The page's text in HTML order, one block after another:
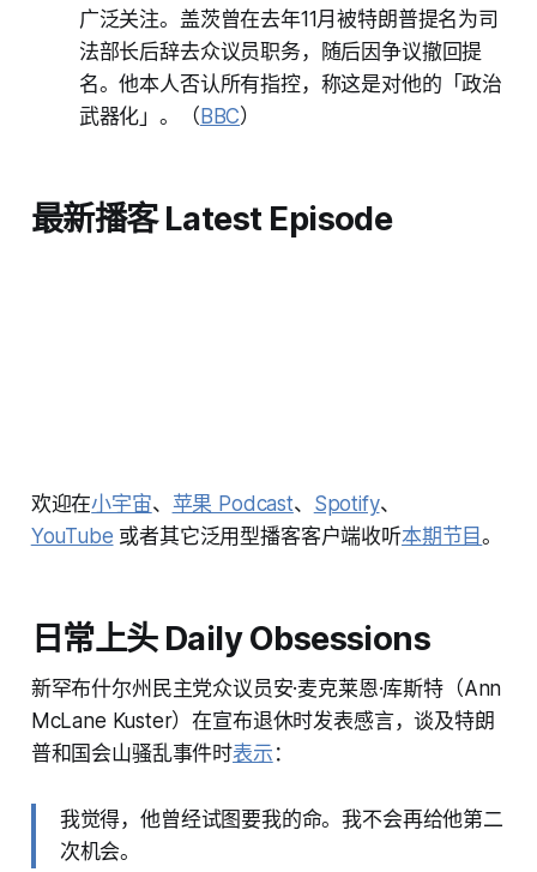
广泛关注。盖茨曾在去年11月被特朗普提名为司
法部长后辞去众议员职务，随后因争议撤回提
名。他本人否认所有指控，称这是对他的「政治
武器化」。（BBC）
最新播客 Latest Episode
欢迎在小宇宙、 苹果 Podcast、 Spotify、
YouTube 或者其它泛用型播客客户端收听本期节目。
日常上头 Daily Obsessions
新罕布什尔州民主党众议员安·麦克莱恩·库斯特（Ann
McLane Kuster）在宣布退休时发表感言，谈及特朗
普和国会山骚乱事件时表示 ：
我觉得，他曾经试图要我的命。我不会再给他第二
次机会。